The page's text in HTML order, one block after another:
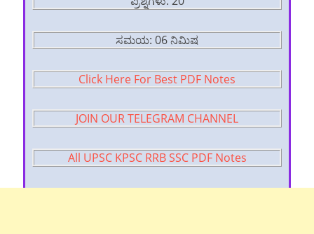
ಸಮಯ: 06 ನಿಮಿಷ
Click Here For Best PDF Notes
JOIN OUR TELEGRAM CHANNEL
All UPSC KPSC RRB SSC PDF Notes